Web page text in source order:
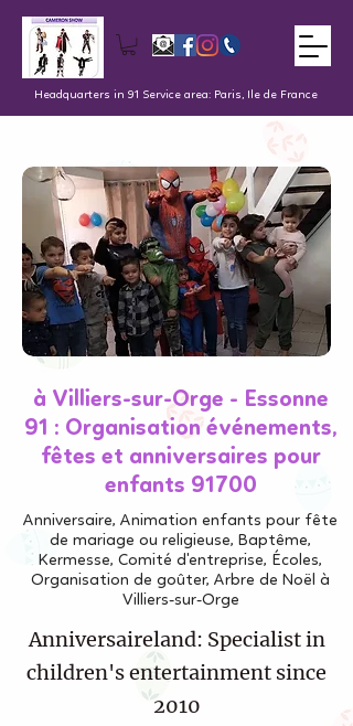
Headquarters in 91 Service area: Paris, Ile de France
à Villiers-sur-Orge - Essonne
91 : Organisation événements,
fêtes et anniversaires pour
enfants 91700
Anniversaire, Animation enfants pour fête
de mariage ou religieuse, Baptême,
Kermesse, Comité d'entreprise, Écoles,
Organisation de goûter, Arbre de Noël à
Villiers-sur-Orge
Anniversaireland: Specialist in
children's entertainment since
2010